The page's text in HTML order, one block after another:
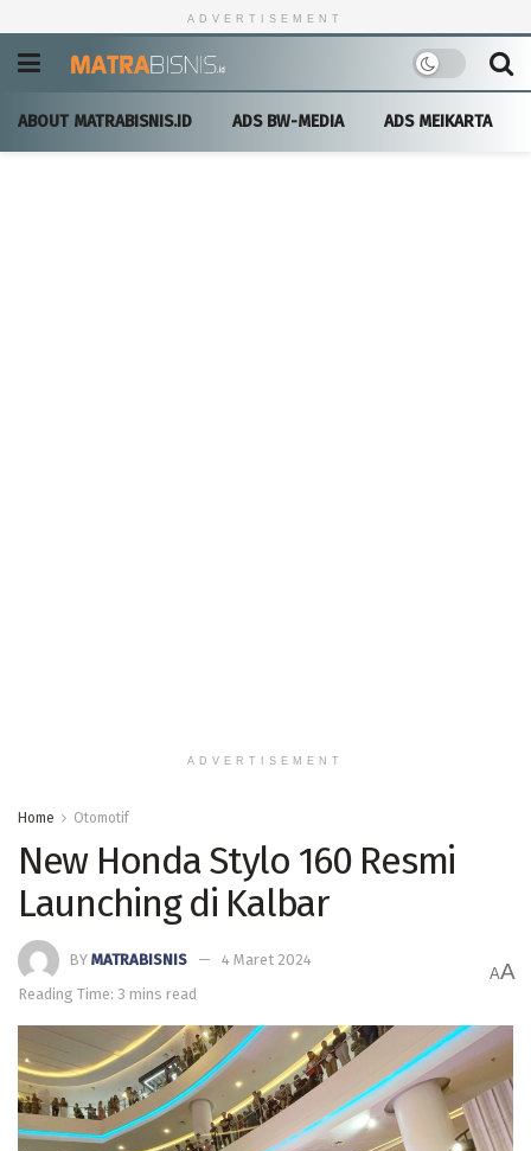
ADVERTISEMENT
ABOUT MATRABISNIS.ID ADS BW-MEDIA ADS MEIKARTA
ADVERTISEMENT
Home Otomotif
New Honda Stylo 160 Resmi
Launching di Kalbar
BY MATRABISNIS
4 Maret 2024
Reading Time: 3 mins read
AA